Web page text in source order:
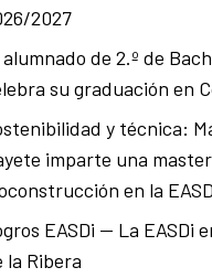
2027
alumnado de 2.º de
su graduación en
y técnica:
imparte una
en la
EASDi — La EASDi
la Ribera